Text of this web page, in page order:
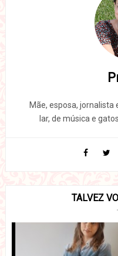
Mãe, esposa, jornalista
lar, de música e
TALVEZ